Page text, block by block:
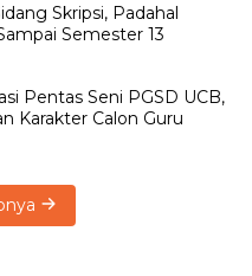
Skripsi, Padahal
Semester 13
Pentas Seni PGSD UCB,
Karakter Calon Guru